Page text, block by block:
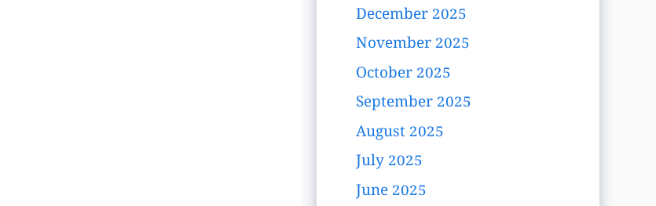
December 2025
November 2025
October 2025
September 2025
August 2025
July 2025
June 2025